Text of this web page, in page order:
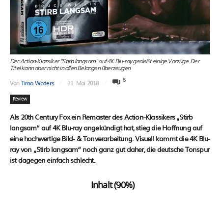
Der Action-Klassiker "Stirb langsam" auf 4K Blu-ray genießt einige Vorzüge. Der
Titel kann aber nicht in allen Belangen überzeugen
VonTimo Wolters 31. Mai 2018 5
Review
Als 20th Century Fox ein Remaster des Action-Klassikers „Stirb
langsam“ auf 4K Blu-ray angekündigt hat, stieg die Hoffnung auf
eine hochwertige Bild- & Tonverarbeitung. Visuell kommt die 4K Blu-
ray von „Stirb langsam“ noch ganz gut daher, die deutsche Tonspur
ist dagegen einfach schlecht.
Inhalt (90%)